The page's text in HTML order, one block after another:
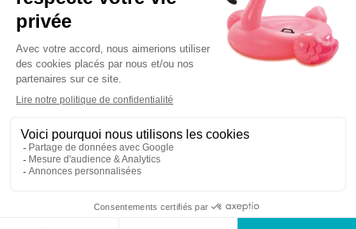
en France
Des produits garantis 2